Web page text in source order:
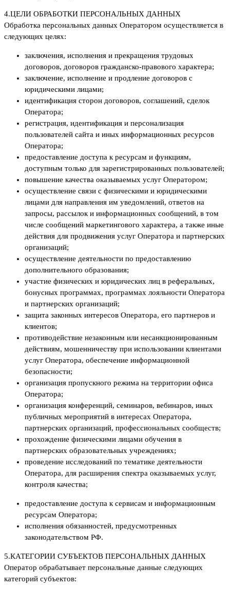
4.ЦЕЛИ ОБРАБОТКИ ПЕРСОНАЛЬНЫХ ДАННЫХ
Обработка персональных данных Оператором осуществляется в
следующих целях:
заключения, исполнения и прекращения трудовых
договоров, договоров гражданско-правового характера;
заключение, исполнение и продление договоров с
юридическими лицами;
идентификация сторон договоров, соглашений, сделок
Оператора;
регистрация, идентификация и персонализация
пользователей сайта и иных информационных ресурсов
Оператора;
предоставление доступа к ресурсам и функциям,
доступным только для зарегистрированных пользователей;
повышение качества оказываемых услуг Оператором;
осуществление связи с физическими и юридическими
лицами для направления им уведомлений, ответов на
запросы, рассылок и информационных сообщений, в том
числе сообщений маркетингового характера, а также иные
действия для продвижения услуг Оператора и партнерских
организаций;
осуществление деятельности по предоставлению
дополнительного образования;
участие физических и юридических лиц в реферальных,
бонусных программах, программах лояльности Оператора
и партнерских организаций;
защита законных интересов Оператора, его партнеров и
клиентов;
противодействие незаконным или несанкционированным
действиям, мошенничеству при использовании клиентами
услуг Оператора, обеспечение информационной
безопасности;
организация пропускного режима на территории офиса
Оператора;
организация конференций, семинаров, вебинаров, иных
публичных мероприятий в интересах Оператора,
партнерских организаций, профессиональных сообществ;
прохождение физическими лицами обучения в
партнерских образовательных учреждениях;
проведение исследований по тематике деятельности
Оператора, для расширения спектра оказываемых услуг,
контроля качества;
предоставление доступа к сервисам и информационным
ресурсам Оператора;
исполнения обязанностей, предусмотренных
законодательством РФ.
5.КАТЕГОРИИ СУБЪЕКТОВ ПЕРСОНАЛЬНЫХ ДАННЫХ
Оператор обрабатывает персональные данные следующих
категорий субъектов: